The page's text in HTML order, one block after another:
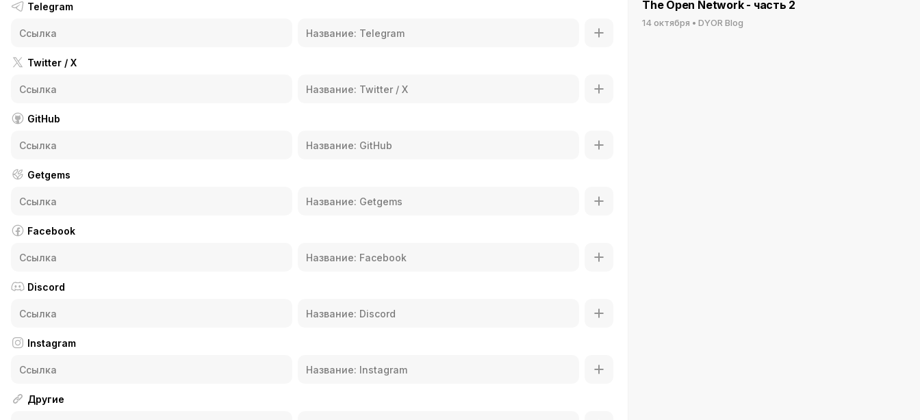
Telegram
Twitter / X
GitHub
Getgems
Facebook
Discord
Instagram
Другие
The Open Network - часть 2
14 октября • DYOR Blog